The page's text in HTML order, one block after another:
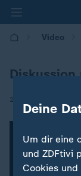
Video
22.02.2021 | 06:00
Deine
Um dir eine
und ZDFtivi
Cookies